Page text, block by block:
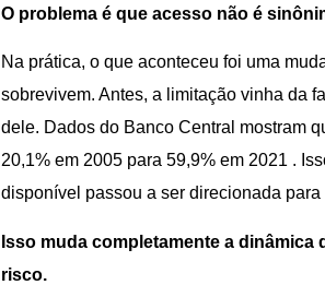
O problema é que acesso não é
Na prática, o que aconteceu foi uma
sobrevivem. Antes, a limitação vinha da
dele. Dados do Banco Central mostram
20,1% em 2005 para 59,9% em 2021 .
disponível passou a ser direcionada
Isso muda completamente a
risco.